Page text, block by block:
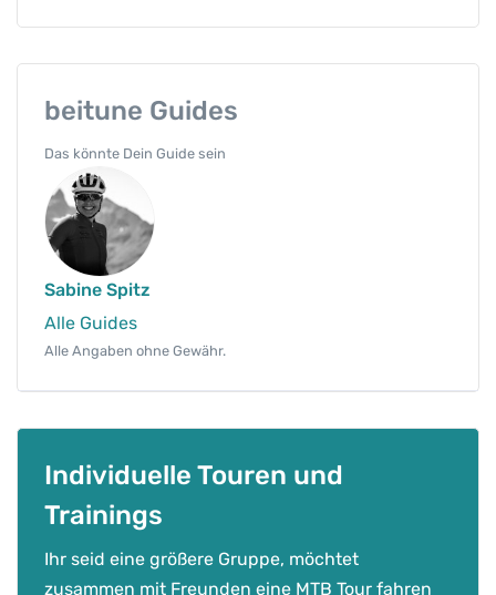
beitune Guides
Das könnte Dein Guide sein
Sabine Spitz
Alle Guides
Alle Angaben ohne Gewähr.
Individuelle Touren und
Trainings
Ihr seid eine größere Gruppe, möchtet
zusammen mit Freunden eine MTB Tour fahren